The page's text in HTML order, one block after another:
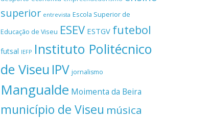
superior entrevista Escola Superior de
Educação de Viseu ESEV ESTGV futebol
futsal IEFP Instituto Politécnico
de Viseu IPV jornalismo
Mangualde Moimenta da Beira
município de Viseu música